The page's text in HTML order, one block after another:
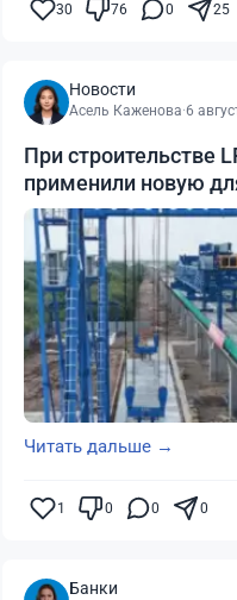
30 76 0 25
Новости
Асель Каженова·6
При строительстве
применили новую
Читать дальше →
1 0 0 0
Банки